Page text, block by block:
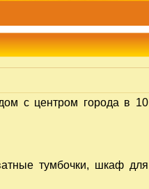
с центром города в 10
тумбочки, шкаф для